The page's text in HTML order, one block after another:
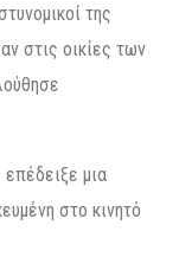
της
στις οικίες των
μια
στο κινητό